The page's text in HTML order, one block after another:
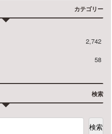
カテゴリー
2,742
58
検索
検索